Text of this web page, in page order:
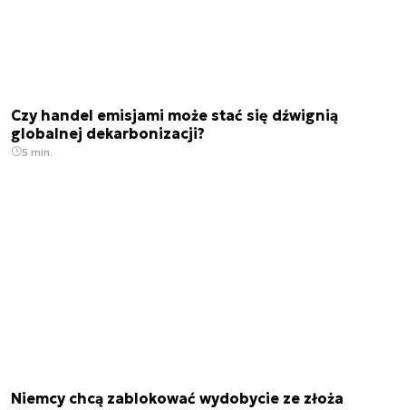
Czy handel emisjami może stać się dźwignią
globalnej dekarbonizacji?
5 min.
Niemcy chcą zablokować wydobycie ze złoża